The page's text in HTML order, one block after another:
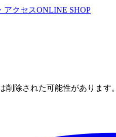
アクセスONLINE SHOP
除された可能性があります。